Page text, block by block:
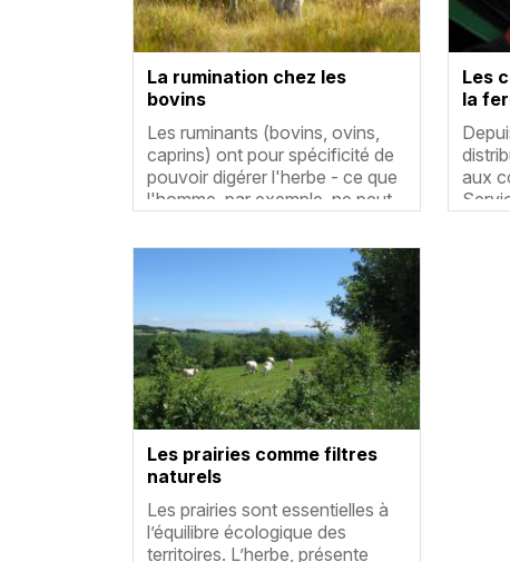
La rumination chez les
bovins
Résumé
Les ruminants (bovins, ovins,
caprins) ont pour spécificité de
pouvoir digérer l'herbe - ce que
l'homme, par exemple, ne peut
Les
la
aux
Les prairies comme filtres
naturels
Résumé
Les prairies sont essentielles à
l’équilibre écologique des
territoires. L’herbe, présente